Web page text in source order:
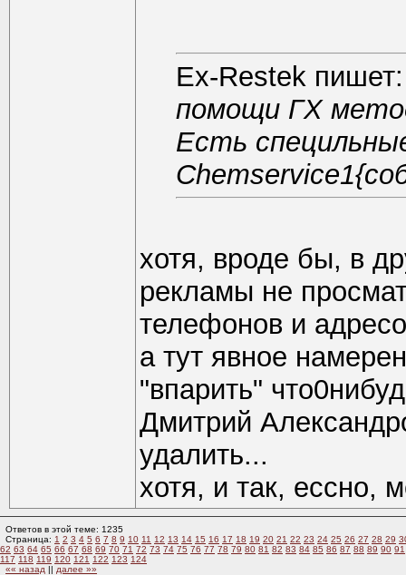
Ex-Restek пишет:
помощи ГХ
Есть
хотя, вроде бы, в
рекламы не
телефонов и
а тут явное
"впарить"
Дмитрий
удалить...
хотя, и так, ессно,
Ответов в этой теме: 1235
Страница: 1 2 3 4 5 6 7 8 9 10 11 12 13 14 15 16 17 18 19 20 21 22 23 24 25 26 27 28 29
62 63 64 65 66 67 68 69 70 71 72 73 74 75 76 77 78 79 80 81 82 83 84 85 86 87 88 89 90 91
117 118 119 120 121 122 123 124
«« назад || далее »»